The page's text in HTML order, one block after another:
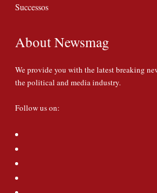
Successos
About Newsmag
We provide you with the latest breaking
the political and media industry.
Follow us on: